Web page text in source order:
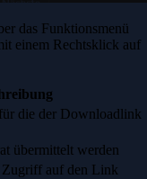
das Funktionsmenü
einem Rechtsklick auf
die der Downloadlink
übermittelt werden
auf den Link